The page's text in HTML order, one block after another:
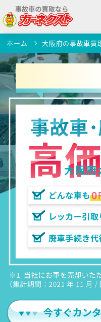
ホーム 大阪府の事故車買
大阪府